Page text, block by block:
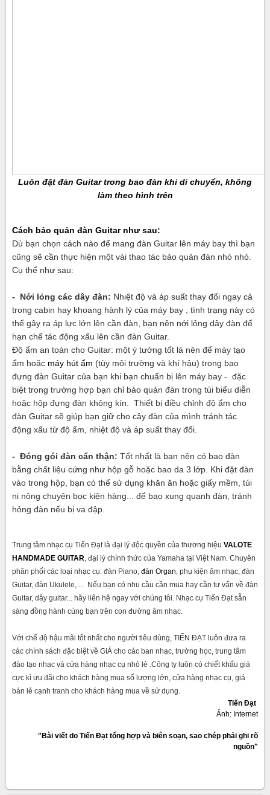
Luôn đặt đàn Guitar trong bao đàn khi di chuyển, không
làm theo hình trên
Cách bảo quản đàn Guitar như sau:
Dù bạn chọn cách nào để mang đàn Guitar lên máy bay thì bạn
cũng sẽ cần thực hiện một vài thao tác bảo quản đàn nhỏ nhỏ.
Cụ thể như sau:
- Nới lỏng các dây đàn: Nhiệt độ và áp suất thay đổi ngay cả
trong cabin hay khoang hành lý của máy bay , tình trạng này có
thể gây ra áp lực lớn lên cần đàn, bạn nên nới lỏng dây đàn để
hạn chế tác động xấu lên cần đàn Guitar.
Độ ẩm an toàn cho Guitar: một ý tưởng tốt là nên để máy tạo
ẩm hoặc máy hút ẩm (tùy môi trường và khí hậu) trong bao
đựng đàn Guitar của bạn khi bạn chuẩn bị lên máy bay - đặc
biệt trong trường hợp bạn chỉ bảo quản đàn trong túi biểu diễn
hoặc hộp đựng đàn không kín. Thiết bị điều chỉnh độ ẩm cho
đàn Guitar sẽ giúp bạn giữ cho cây đàn của mình tránh tác
động xấu từ độ ẩm, nhiệt độ và áp suất thay đổi.
- Đóng gói đàn cẩn thận: Tốt nhất là bạn nên có bao đàn
bằng chất liệu cứng như hộp gỗ hoặc bao da 3 lớp. Khi đặt đàn
vào trong hộp, bạn có thể sử dụng khăn ăn hoặc giấy mềm, túi
ni nông chuyên bọc kiện hàng... để bao xung quanh đàn, tránh
hỏng đàn nếu bị va đập.
Trung tâm nhạc cụ Tiến Đạt là đại lý độc quyền của thương hiệu VALOTE
HANDMADE GUITAR , đại lý chính thức của Yamaha tại Việt Nam. Chuyên
phân phối các loại nhạc cụ: đàn Piano, đàn Organ , phụ kiện âm nhạc, đàn
Guitar, đàn Ukulele, ... Nếu bạn có nhu cầu cần mua hay cần tư vấn về đàn
Guitar, dây guitar... hãy liên hệ ngay với chúng tôi. Nhạc cụ Tiến Đạt sẵn
sàng đồng hành cùng bạn trên con đường âm nhạc.
Với chế độ hậu mãi tốt nhất cho người tiêu dùng, TIẾN ĐẠT luôn đưa ra
các chính sách đặc biệt về GIÁ cho các ban nhạc, trường học, trung tâm
đào tạo nhạc và cửa hàng nhạc cụ nhỏ lẻ .Công ty luôn có chiết khấu giá
cực kì ưu đãi cho khách hàng mua số lượng lớn, cửa hàng nhạc cụ, giá
bán lẻ cạnh tranh cho khách hàng mua về sử dụng.
Tiến Đạt
Ảnh: Internet
"Bài viết do Tiến Đạt tổng hợp và biên soạn, sao chép phải ghi rõ
nguồn"